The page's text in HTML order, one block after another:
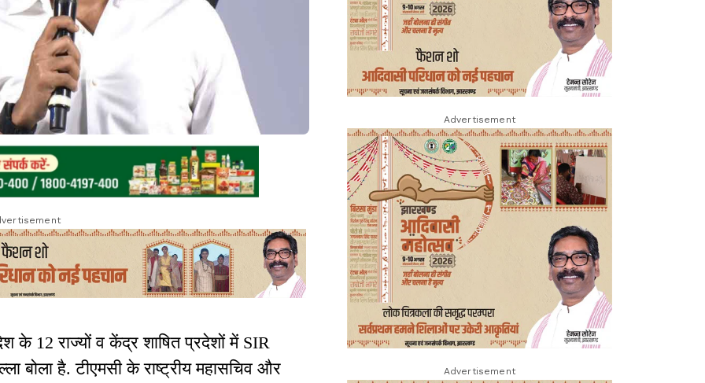
के 12 राज्यों व केंद्र शाषित प्रदेशों में SIR
बोला है. टीएमसी के राष्ट्रीय महासचिव और
Advertisement
Advertisement